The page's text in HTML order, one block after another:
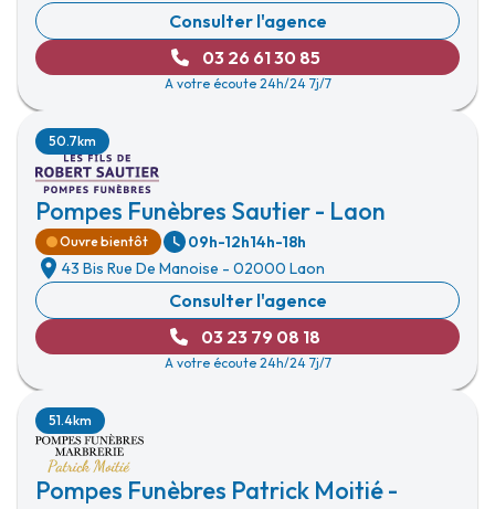
Consulter l'agence
03 26 61 30 85
A votre écoute 24h/24 7j/7
Pompes Funèbres Sautier - Laon
50.7km
Ouvre bientôt 09h-12h14h-18h
43 Bis Rue De Manoise - 02000 Laon
Consulter l'agence
03 23 79 08 18
A votre écoute 24h/24 7j/7
Pompes Funèbres Patrick Moitié -
51.4km